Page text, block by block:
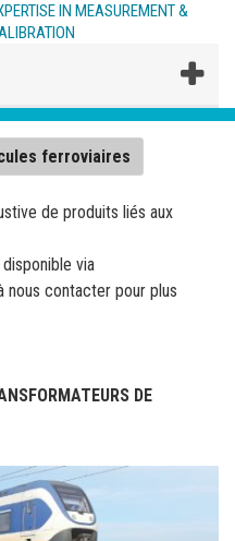
IN MEASUREMENT &
ferroviaires
de produits liés aux
via
nous contacter pour plus
DE